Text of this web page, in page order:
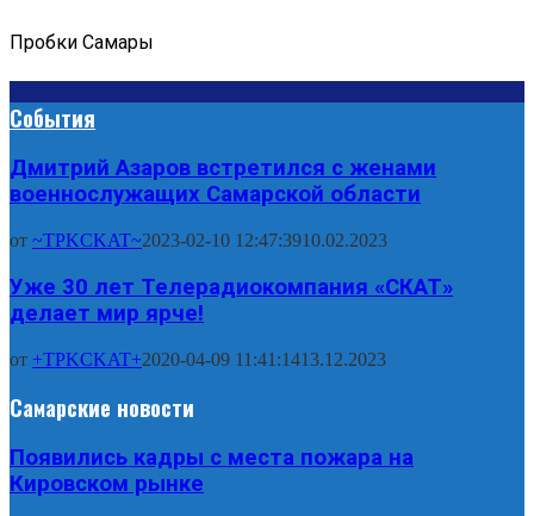
Пробки Самары
События
Дмитрий Азаров встретился с женами
военнослужащих Самарской области
от ~TPKCKAT~2023-02-10 12:47:3910.02.2023
Уже 30 лет Телерадиокомпания «СКАТ»
делает мир ярче!
от +TPKCKAT+2020-04-09 11:41:1413.12.2023
Самарские новости
Появились кадры с места пожара на
Кировском рынке